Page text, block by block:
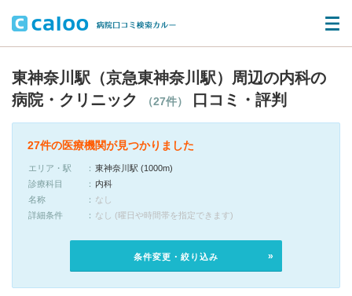
東神奈川駅（京急東神奈川駅）周辺の内科の
病院・クリニック
（27件） 口コミ・評判
27件の医療機関が見つかりました
エリア・駅
東神奈川駅 (1000m)
診療科目
内科
名称
なし
詳細条件
なし (曜日や時間帯を指定できます)
条件変更・絞り込み